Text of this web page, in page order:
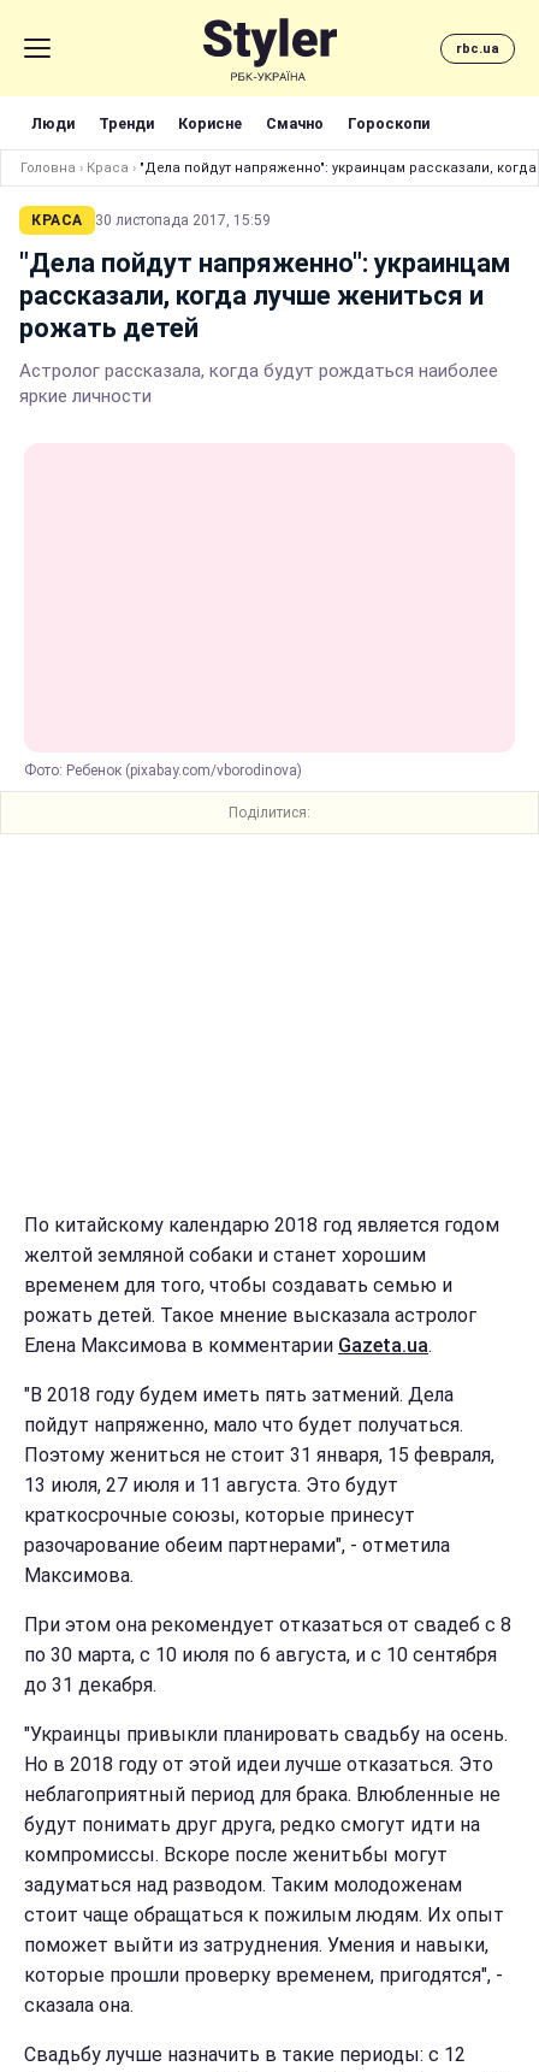
rbc.ua
Люди Тренди Корисне Смачно Гороскопи
Головна › Краса › "Дела пойдут напряженно": украинцам рассказали,
КРАСА 30 листопада 2017, 15:59
"Дела пойдут напряженно": украинцам
рассказали, когда лучше жениться и
рожать детей
Астролог рассказала, когда будут рождаться наиболее
яркие личности
Фото: Ребенок (pixabay.com/vborodinova)
Поділитися:
По китайскому календарю 2018 год является годом
желтой земляной собаки и станет хорошим
временем для того, чтобы создавать семью и
рожать детей. Такое мнение высказала астролог
Елена Максимова в комментарии Gazeta.ua.
"В 2018 году будем иметь пять затмений. Дела
пойдут напряженно, мало что будет получаться.
Поэтому жениться не стоит 31 января, 15 февраля,
13 июля, 27 июля и 11 августа. Это будут
краткосрочные союзы, которые принесут
разочарование обеим партнерами", - отметила
Максимова.
При этом она рекомендует отказаться от свадеб с 8
по 30 марта, с 10 июля по 6 августа, и с 10 сентября
до 31 декабря.
"Украинцы привыкли планировать свадьбу на осень.
Но в 2018 году от этой идеи лучше отказаться. Это
неблагоприятный период для брака. Влюбленные не
будут понимать друг друга, редко смогут идти на
компромиссы. Вскоре после женитьбы могут
задуматься над разводом. Таким молодоженам
стоит чаще обращаться к пожилым людям. Их опыт
поможет выйти из затруднения. Умения и навыки,
которые прошли проверку временем, пригодятся", -
сказала она.
Свадьбу лучше назначить в такие периоды: с 12